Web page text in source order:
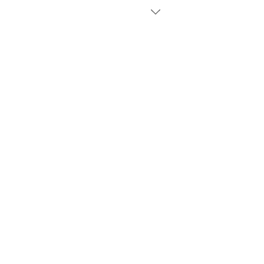
отлично впишется в любой
до современного. Идеальная